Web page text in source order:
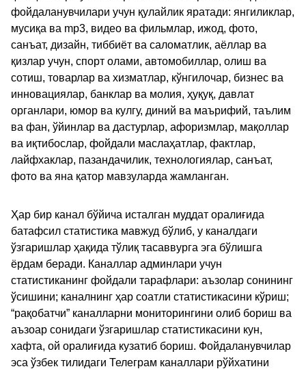
фойдаланувчилари учун қулайлик яратади: янгиликлар,
мусиқа ва mp3, видео ва фильмлар, ижод, фото,
санъат, дизайн, тиббиёт ва саломатлик, аёллар ва
қизлар учун, спорт олами, автомобиллар, олиш ва
сотиш, товарлар ва хизматлар, кўнгилочар, бизнес ва
инновациялар, банклар ва молия, ҳуқуқ, давлат
органлари, юмор ва кулгу, диний ва маърифий, таълим
ва фан, ўйинлар ва дастурлар, афоризмлар, мақоллар
ва иқтибослар, фойдали маслаҳатлар, фактлар,
лайфхаклар, пазандачилик, технологиялар, санъат,
фото ва яна қатор мавзуларда жамланган.
Ҳар бир канал бўйича исталган муддат оралиғида
батафсил статистика мавжуд бўлиб, у каналдаги
ўзгаришлар ҳақида тўлиқ тасаввурга эга бўлишга
ёрдам беради. Каналлар админлари учун
статистиканинг фойдали тарафлари: аъзолар сонининг
ўсишини; каналнинг ҳар соатли статистикасини кўриш;
“рақобатчи” каналларни мониторингини олиб бориш ва
аъзоар сонидаги ўзгаришлар статистикасини кун,
хафта, ой оралиғида кузатиб бориш. Фойдаланувчилар
эса ўзбек тилидаги Телеграм каналлари рўйхатини